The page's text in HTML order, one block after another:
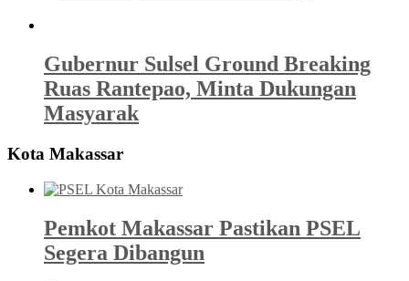
Gubernur Sulsel Ground Breaking
Ruas Rantepao, Minta Dukungan
Masyarak
Kota Makassar
Pemkot Makassar Pastikan PSEL
Segera Dibangun